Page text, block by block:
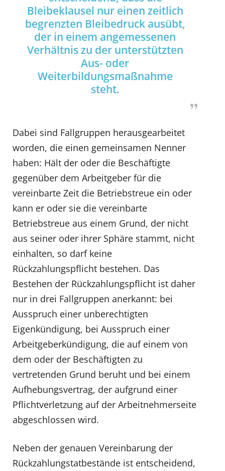
Bleibeklausel nur einen zeitlich
begrenzten Bleibedruck ausübt,
der in einem angemessenen
Verhältnis zu der unterstützten
Aus- oder
Weiterbildungsmaßnahme
steht.
Dabei sind Fallgruppen herausgearbeitet
worden, die einen gemeinsamen Nenner
haben: Hält der oder die Beschäftigte
gegenüber dem Arbeitgeber für die
vereinbarte Zeit die Betriebstreue ein oder
kann er oder sie die vereinbarte
Betriebstreue aus einem Grund, der nicht
aus seiner oder ihrer Sphäre stammt, nicht
einhalten, so darf keine
Rückzahlungspflicht bestehen. Das
Bestehen der Rückzahlungspflicht ist daher
nur in drei Fallgruppen anerkannt: bei
Ausspruch einer unberechtigten
Eigenkündigung, bei Ausspruch einer
Arbeitgeberkündigung, die auf einem von
dem oder der Beschäftigten zu
vertretenden Grund beruht und bei einem
Aufhebungsvertrag, der aufgrund einer
Pflichtverletzung auf der Arbeitnehmerseite
abgeschlossen wird.
Neben der genauen Vereinbarung der
Rückzahlungstatbestände ist entscheidend,